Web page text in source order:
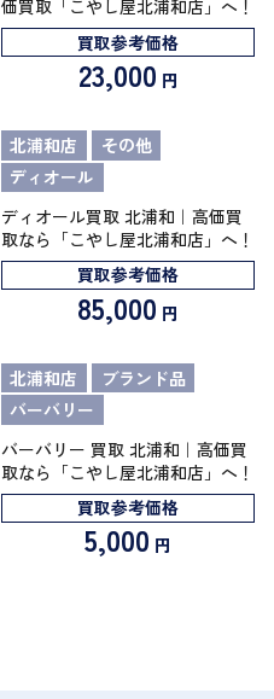
価買取「こやし屋北浦和店」へ！
買取参考価格
23,000 円
北浦和店
その他
ディオール
ディオール買取 北浦和｜高価買
取なら「こやし屋北浦和店」へ！
買取参考価格
85,000 円
北浦和店
ブランド品
バーバリー
バーバリー 買取 北浦和｜高価買
取なら「こやし屋北浦和店」へ！
買取参考価格
5,000 円